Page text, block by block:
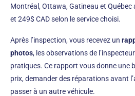
Montréal, Ottawa, Gatineau et Québec
et 249$ CAD selon le service choisi.
Après l’inspection, vous recevez un
photos, les observations de
pratiques. Ce rapport vous donne une
prix, demander des réparations avant
passer à un autre véhicule.